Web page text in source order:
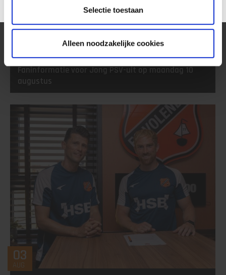
Selectie toestaan
Alleen noodzakelijke cookies
AUG
Faninformatie voor Jong PSV-uit op maandag 10
augustus
03
AUG